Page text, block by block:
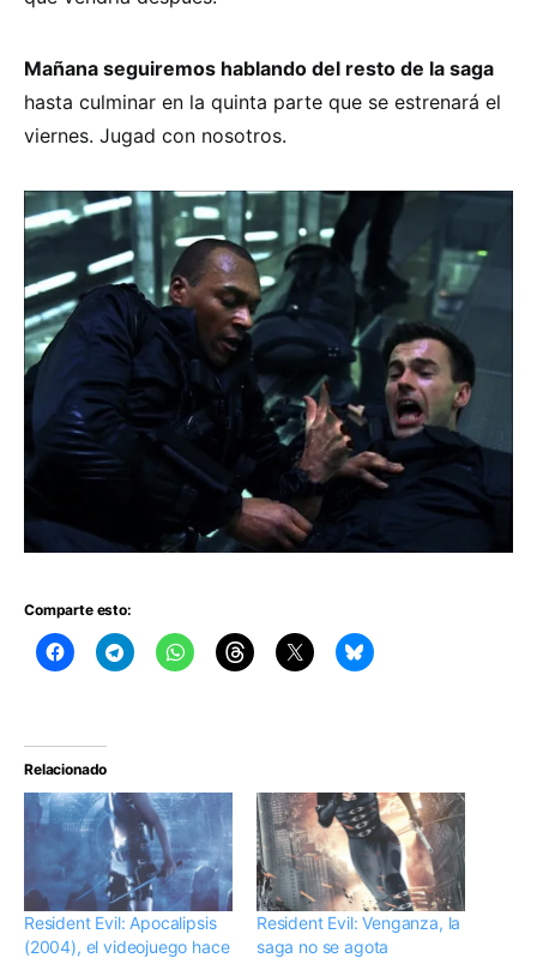
Mañana seguiremos hablando del resto de la saga
hasta culminar en la quinta parte que se estrenará el
viernes. Jugad con nosotros.
Comparte esto:
Relacionado
Resident Evil: Apocalipsis
(2004), el videojuego hace
Resident Evil: Venganza, la
saga no se agota